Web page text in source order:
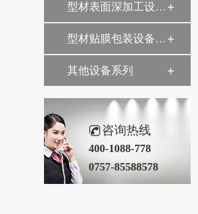
型材表面深加工设备系列
型材贴膜包装设备系列
其他设备系列
咨询热线
400-1088-778
0757-85588578